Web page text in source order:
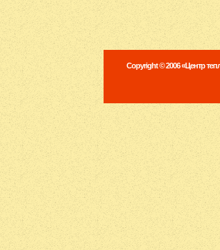
Copyright © 2006 «Центр